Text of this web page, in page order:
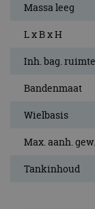
Massa leeg
L x B x H
Inh. bag.
Bandenmaat
Wielbasis
Max. aanh. gew.
Tankinhoud